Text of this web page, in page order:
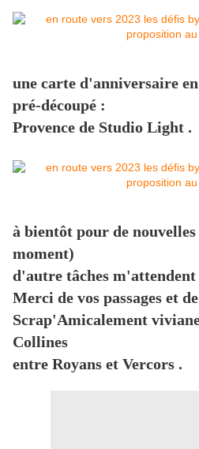
une carte d'anniversaire
pré-découpé :
Provence de Studio Light .
à bientôt pour de
moment)
d'autre tâches m'attendent
Merci de vos passages et
Scrap'Amicalement
Collines
entre Royans et Vercors .